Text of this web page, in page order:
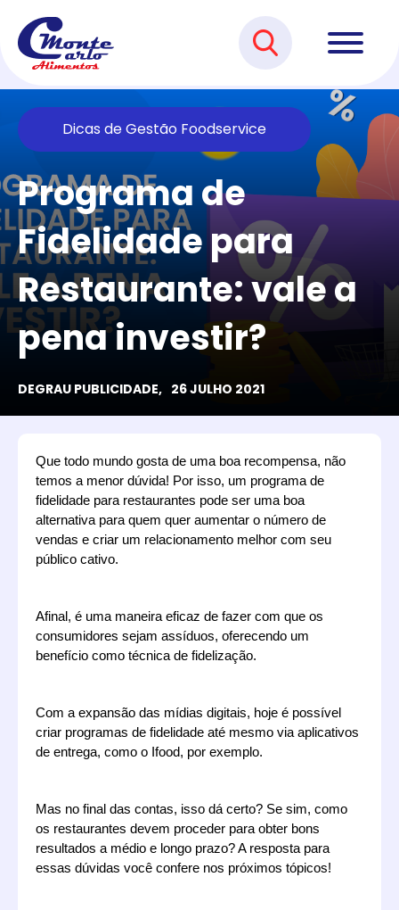
Dicas de Gestão Foodservice
Programa de
Fidelidade para
Restaurante: vale a
pena investir?
DEGRAU PUBLICIDADE, 26 JULHO 2021
Que todo mundo gosta de uma boa recompensa, não
temos a menor dúvida! Por isso, um programa de
fidelidade para restaurantes pode ser uma boa
alternativa para quem quer aumentar o número de
vendas e criar um relacionamento melhor com seu
público cativo.
Afinal, é uma maneira eficaz de fazer com que os
consumidores sejam assíduos, oferecendo um
benefício como técnica de fidelização.
Com a expansão das mídias digitais, hoje é possível
criar programas de fidelidade até mesmo via aplicativos
de entrega, como o Ifood, por exemplo.
Mas no final das contas, isso dá certo? Se sim, como
os restaurantes devem proceder para obter bons
resultados a médio e longo prazo? A resposta para
essas dúvidas você confere nos próximos tópicos!